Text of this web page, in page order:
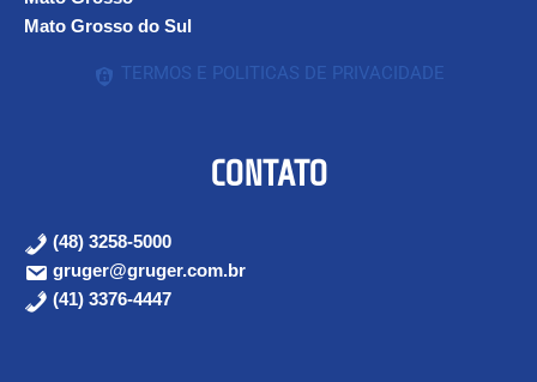
Mato Grosso do Sul
TERMOS E POLITICAS DE PRIVACIDADE
CONTATO
(48) 3258-5000
gruger@gruger.com.br
(41) 3376-4447